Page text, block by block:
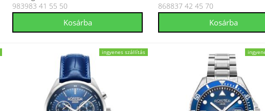
983983 41 55 50
868837 42 45 70
ingyenes szállítás